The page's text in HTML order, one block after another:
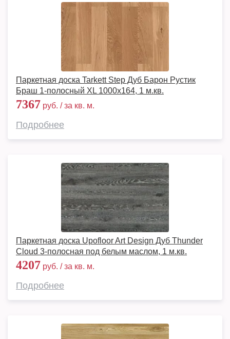
Паркетная доска Tarkett Step Дуб Барон Рустик
Браш 1-полосный XL 1000х164, 1 м.кв.
7367 руб. / за кв. м.
Подробнее
Паркетная доска Upofloor Art Design Дуб Thunder
Cloud 3-полосная под белым маслом, 1 м.кв.
4207 руб. / за кв. м.
Подробнее